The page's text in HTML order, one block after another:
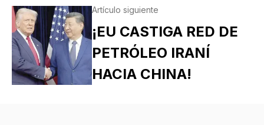
Artículo siguiente
¡EU CASTIGA RED DE
PETRÓLEO IRANÍ
HACIA CHINA!